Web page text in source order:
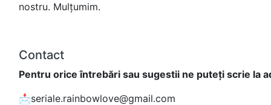
nostru. Mulțumim.
Contact
Pentru orice întrebări sau sugestii ne puteți scrie la
📩seriale.rainbowlove@gmail.com